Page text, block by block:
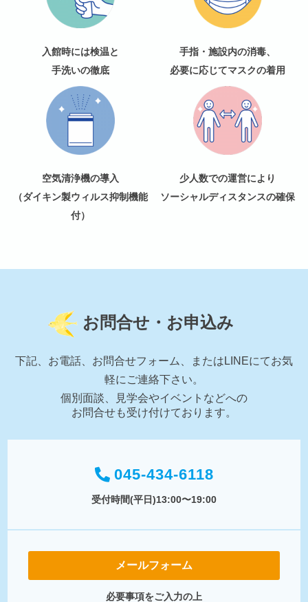
入館時には検温と
手洗いの徹底
手指・施設内の消毒、
必要に応じてマスクの着用
空気清浄機の導入
（ダイキン製ウィルス抑制機能
付）
少人数での運営により
ソーシャルディスタンスの確保
お問合せ・お申込み
下記、お電話、お問合せフォーム、またはLINEにてお気
軽にご連絡下さい。
個別面談、見学会やイベントなどへの
お問合せも受け付けております。
045-434-6118
受付時間(平日)13:00〜19:00
メールフォーム
必要事項をご入力の上